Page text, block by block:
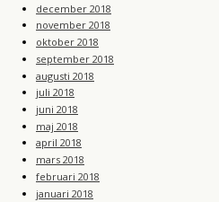
december 2018
november 2018
oktober 2018
september 2018
augusti 2018
juli 2018
juni 2018
maj 2018
april 2018
mars 2018
februari 2018
januari 2018